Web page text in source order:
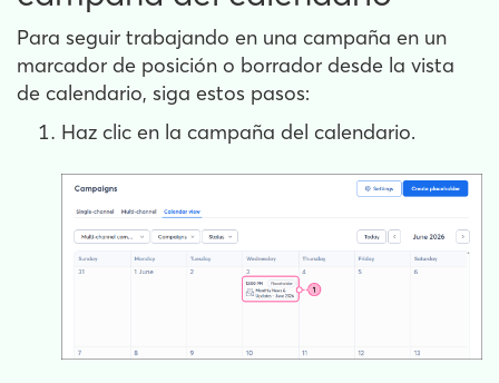
Para seguir trabajando en una campaña en un
marcador de posición o borrador desde la vista
de calendario, siga estos pasos:
Haz clic en la campaña del calendario.